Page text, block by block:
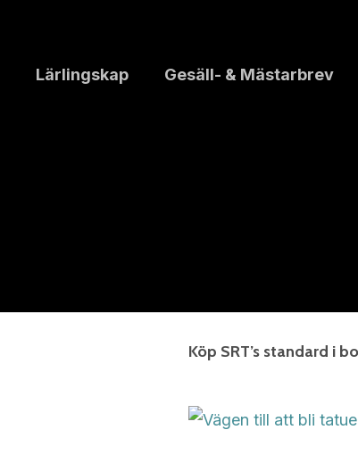
Lärlingskap Gesäll- & Mästarbrev
Köp SRT’s standard i